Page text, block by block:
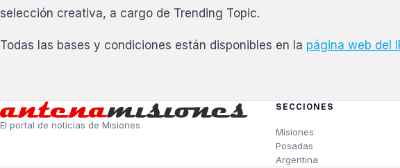
selección creativa, a cargo de Trending Topic.
Todas las bases y condiciones están disponibles en la página web del
El portal de noticias de Misiones
SECCIONES
Misiones
Posadas
Argentina